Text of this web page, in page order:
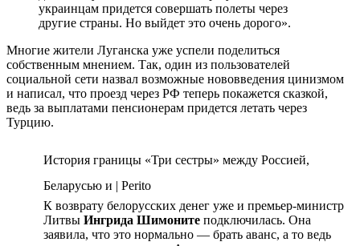
украинцам придется совершать полеты через
другие страны. Но выйдет это очень дорого».
Многие жители Луганска уже успели поделиться
собственным мнением. Так, один из пользователей
социальной сети назвал возможные нововведения цинизмом
и написал, что проезд через РФ теперь покажется сказкой,
ведь за выплатами пенсионерам придется летать через
Турцию.
История границы «Три сестры» между Россией,
Беларусью и | Perito
К возврату белорусских денег уже и премьер-министр
Литвы Ингрида Шимоните подключилась. Она
заявила, что это нормально — брать аванс, а то ведь